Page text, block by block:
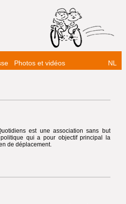
Photos et vidéos NL
est une association sans but
qui a pour objectif principal la
de déplacement.